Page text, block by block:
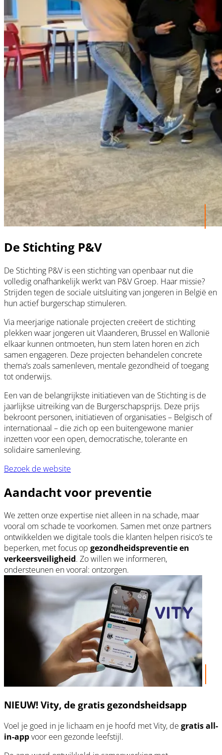
De Stichting P&V
De Stichting P&V is een stichting van openbaar nut die
volledig onafhankelijk werkt van P&V Groep. Haar missie?
Strijden tegen de sociale uitsluiting van jongeren in België en
hun actief burgerschap stimuleren.
Via meerjarige nationale projecten creëert de stichting
plekken waar jongeren uit Vlaanderen, Brussel en Wallonië
elkaar kunnen ontmoeten, hun stem laten horen en zich
samen engageren. Deze projecten behandelen concrete
thema’s zoals samenleven, mentale gezondheid of toegang
tot onderwijs.
Een van de belangrijkste initiatieven van de Stichting is de
jaarlijkse uitreiking van de Burgerschapsprijs. Deze prijs
bekroont personen, initiatieven of organisaties – Belgisch of
internationaal – die zich op een buitengewone manier
inzetten voor een open, democratische, tolerante en
solidaire samenleving.
Bezoek de website
a
window)
Aandacht voor preventie
We zetten onze expertise niet alleen in na schade, maar
vooral om schade te voorkomen. Samen met onze partners
ontwikkelden we digitale tools die klanten helpen risico’s te
beperken, met focus op gezondheidspreventie en
verkeersveiligheid. Zo willen we informeren,
ondersteunen en vooral: ontzorgen.
NIEUW! Vity, de gratis gezondsheidsapp
Voel je goed in je lichaam en je hoofd met Vity, de gratis all-
in-appvoor een gezonde leefstijl.